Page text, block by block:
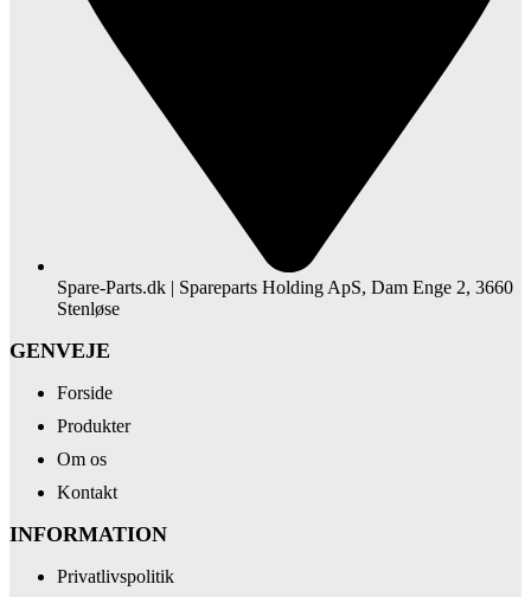
Spare-Parts.dk | Spareparts Holding ApS, Dam Enge 2, 3660
Stenløse
GENVEJE
Forside
Produkter
Om os
Kontakt
INFORMATION
Privatlivspolitik